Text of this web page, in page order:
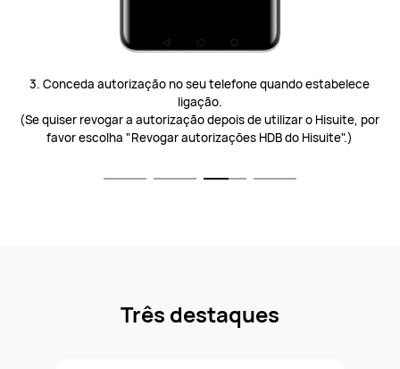
3. Conceda autorização no seu telefone quando estabelece
ligação.
(Se quiser revogar a autorização depois de utilizar o Hisuite, por
favor escolha "Revogar autorizações HDB do Hisuite".)
Três destaques